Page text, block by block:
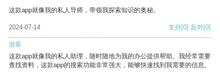
这款app就像我的私人导师，带领我探索知识的奥秘。
2024-07-14 支持[0] 反对[0]
游客
这款app就像我的私人助理，随时随地为我的办公提供帮助。我经常需要
查找资料，这款app的搜索功能非常强大，能够快速找到我需要的信息。